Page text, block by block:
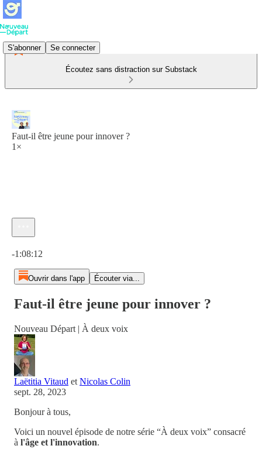
S'abonner Se connecter
Écoutez sans distraction sur Substack
Faut-il être jeune pour innover ?
1×
-1:08:12
Ouvrir dans l'app Écouter via...
Faut-il être jeune pour innover ?
Nouveau Départ | À deux voix
Laëtitia Vitaud et Nicolas Colin
sept. 28, 2023
Bonjour à tous,
Voici un nouvel épisode de notre série “À deux voix” consacré
à l'âge et l'innovation.